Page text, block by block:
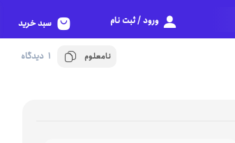
ورود / ثبت نام سبد خرید
نامعلوم 1 دیدگاه